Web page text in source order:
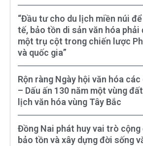
“Đầu tư cho du lịch miền núi
tế, bảo tồn di sản văn hóa phải
một trụ cột trong chiến lược
và quốc gia”
Rộn ràng Ngày hội văn hóa
– Dấu ấn 130 năm một vùng
lịch văn hóa vùng Tây Bắc
Đồng Nai phát huy vai trò
bảo tồn và xây dựng đời sống